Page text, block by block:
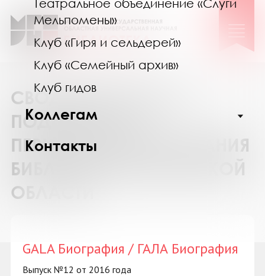
Мельпомены»
Клуб «Гиря и сельдерей»
Клуб «Семейный архив»
Клуб гидов
Коллегам
Контакты
СВОДНЫЙ КАТАЛОГ
ПОДПИСКИ НА
ПЕРИОДИЧЕСКИЕ ИЗДАНИЯ
БИБЛИОТЕК МУРМАНСКОЙ
ОБЛАСТИ
GALA Биография / ГАЛА Биография
Выпуск №12 от 2016 года